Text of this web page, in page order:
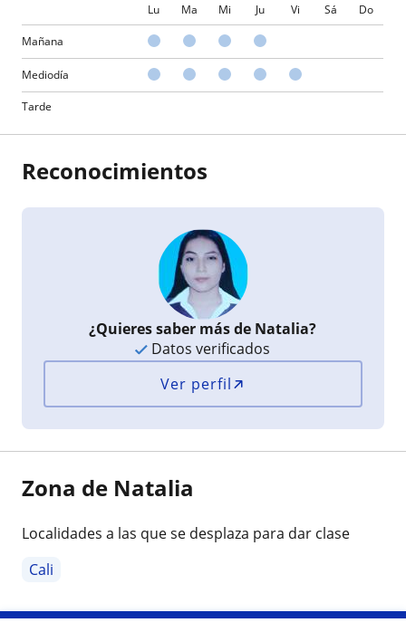
Lu Ma Mi Ju Vi Sá Do
Mañana
Mediodía
Tarde
Reconocimientos
¿Quieres saber más de Natalia?
Datos verificados
Ver perfil
Zona de Natalia
Localidades a las que se desplaza para dar clase
Cali